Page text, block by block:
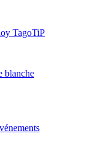
TagoTiP
blanche